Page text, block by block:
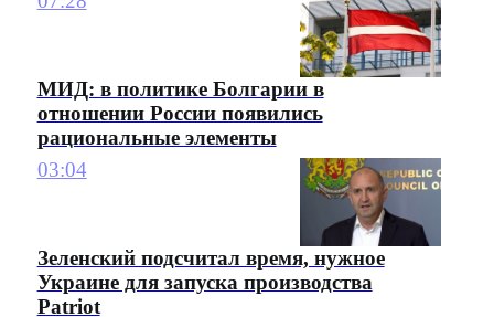
МИД: в политике Болгарии в
отношении России появились
рациональные элементы
03:04
Зеленский подсчитал время, нужное
Украине для запуска производства
Patriot